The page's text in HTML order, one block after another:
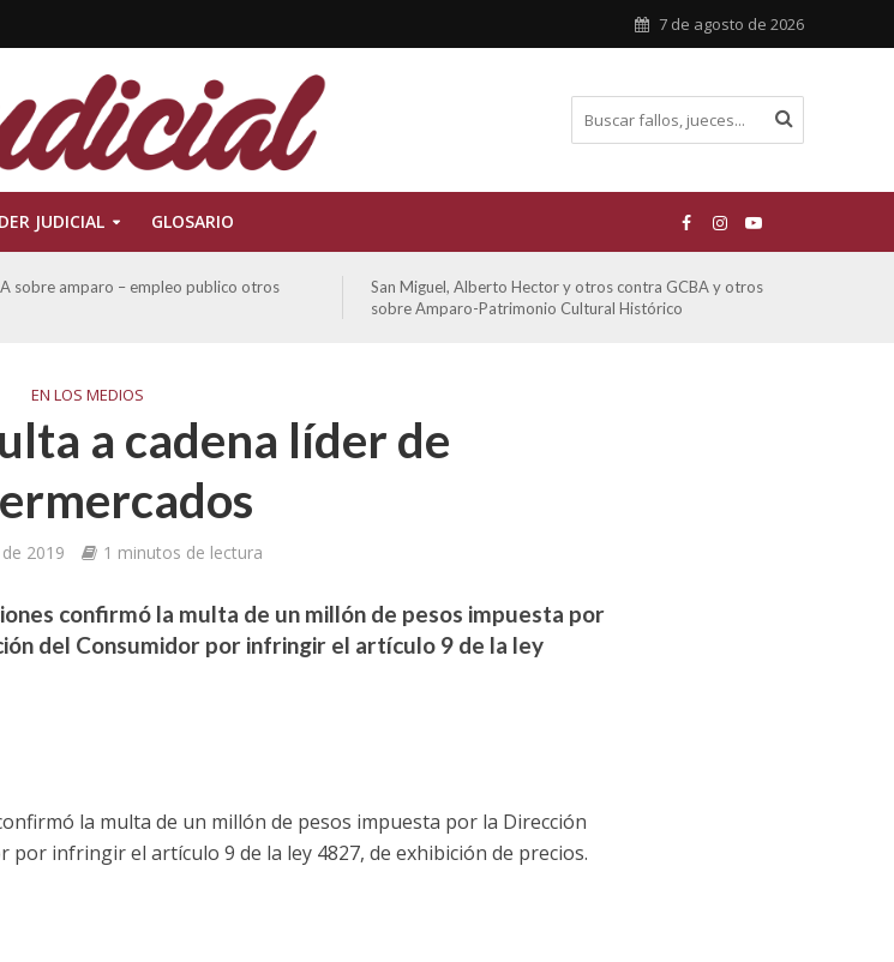
7 de agosto de 2026
JUDICIAL GLOSARIO
sobre amparo – empleo publico otros
San Miguel, Alberto Hector y otros contra GCBA y otros
sobre Amparo-Patrimonio Cultural Histórico
EN LOS MEDIOS
a cadena líder de
2019 1 minutos de lectura
confirmó la multa de un millón de pesos impuesta por
del Consumidor por infringir el artículo 9 de la ley
la multa de un millón de pesos impuesta por la Dirección
por infringir el artículo 9 de la ley 4827, de exhibición de precios.